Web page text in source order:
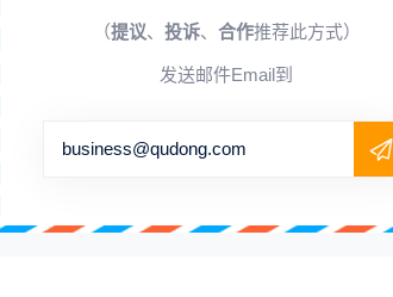
（提议、 投诉、 合作推荐此方式）
发送邮件Email到
business@qudong.com